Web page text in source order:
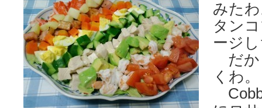
みた
タン
ージ
だか
くわ。